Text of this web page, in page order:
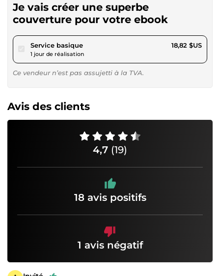
Je vais créer une superbe
couverture pour votre ebook
Service basiquepour 17,34 $US
1 jour de réalisation
18,82 $US
Ce vendeur n’est pas assujetti à la TVA.
Avis des clients
4,7 (19)
18 avis positifs
1 avis négatif